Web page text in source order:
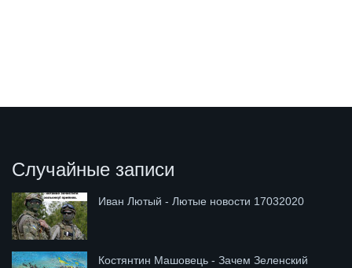
Случайные записи
Иван Лютый - Лютые новости 17032020
Костянтин Машовець - Зачем Зеленский